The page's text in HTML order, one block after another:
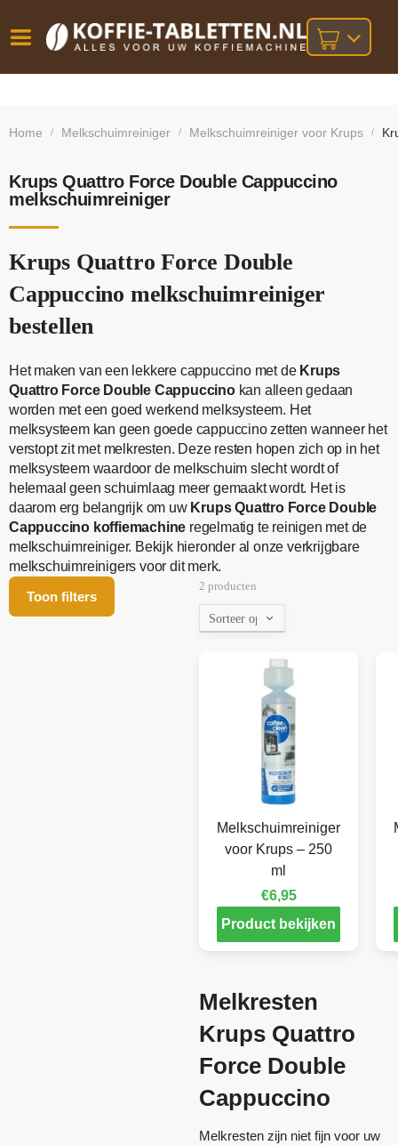
besteld,
bij orders
Home / Melkschuimreiniger / Melkschuimreiniger voor Krups /
Krups Quattro Force Double Cappuccino
melkschuimreiniger
Krups Quattro Force Double
Cappuccino melkschuimreiniger
bestellen
Het maken van een lekkere cappuccino met de Krups
Quattro Force Double Cappuccinokan alleen gedaan
worden met een goed werkend melksysteem. Het
melksysteem kan geen goede cappuccino zetten wanneer het
verstopt zit met melkresten. Deze resten hopen zich op in het
melksysteem waardoor de melkschuim slecht wordt of
helemaal geen schuimlaag meer gemaakt wordt. Het is
daarom erg belangrijk om uw Krups Quattro Force Double
Cappuccino koffiemachine regelmatig te reinigen met de
melkschuimreiniger. Bekijk hieronder al onze verkrijgbare
melkschuimreinigers voor dit merk.
Toon filters
2 producten
Melkschuimreiniger
voor Krups – 250
ml
€6,95
Product bekijken
Melkresten
Krups Quattro
Force Double
Cappuccino
Melkresten zijn niet fijn voor uw